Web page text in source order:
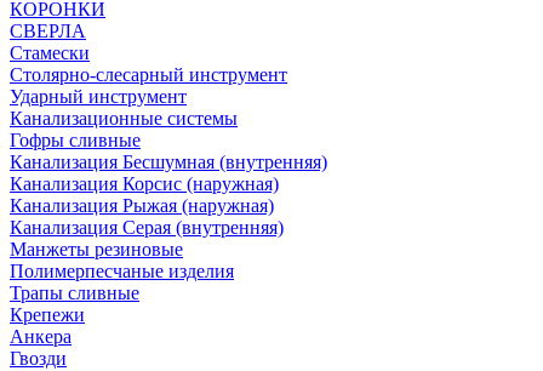
КОРОНКИ
СВЕРЛА
Стамески
Столярно-слесарный инструмент
Ударный инструмент
Канализационные системы
Гофры сливные
Канализация Бесшумная (внутренняя)
Канализация Корсис (наружная)
Канализация Рыжая (наружная)
Канализация Серая (внутренняя)
Манжеты резиновые
Полимерпесчаные изделия
Трапы сливные
Крепежи
Анкера
Гвозди